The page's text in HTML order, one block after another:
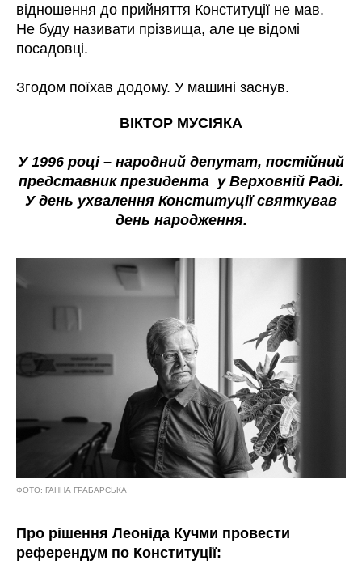
відношення до прийняття Конституції не мав.
Не буду називати прізвища, але це відомі
посадовці.
Згодом поїхав додому. У машині заснув.
ВІКТОР МУСІЯКА
У 1996 році – народний депутат, постійний
представник президента у Верховній Раді.
У день ухвалення Конституції святкував
день народження.
ФОТО: ГАННА ГРАБАРСЬКА
Про рішення Леоніда Кучми провести
референдум по Конституції: